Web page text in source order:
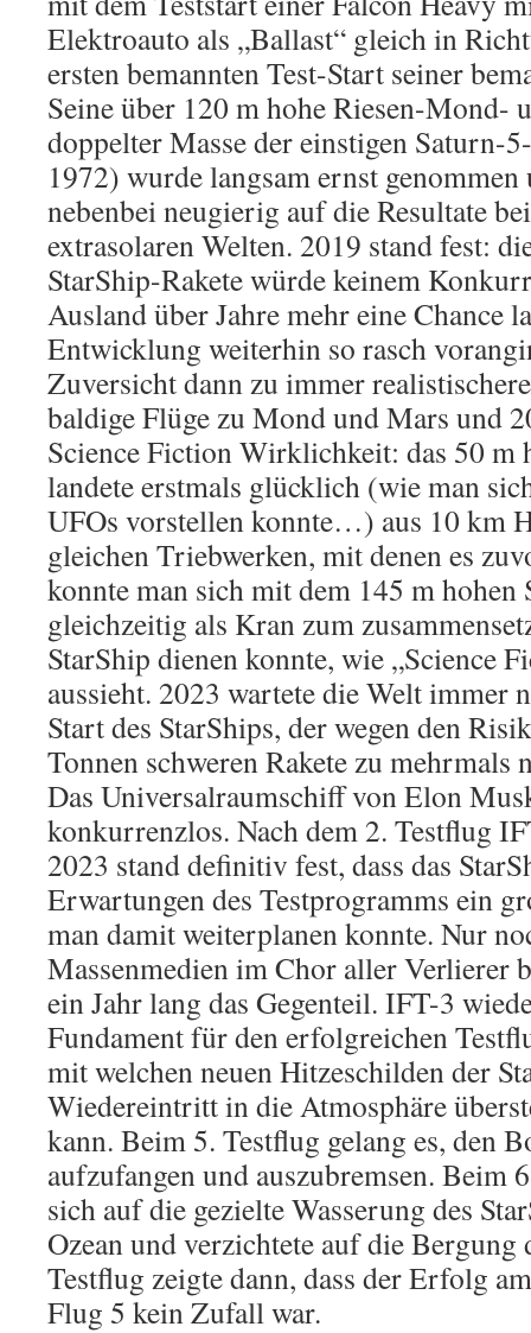
Elektroauto als „Ballast“ gleich in
ersten bemannten Test-Start seiner
Seine über 120 m hohe Riesen-Mond-
doppelter Masse der einstigen Saturn-
1972) wurde langsam ernst
nebenbei neugierig auf die Resultate
extrasolaren Welten. 2019 stand fest:
StarShip-Rakete würde keinem
Ausland über Jahre mehr eine Chance
Entwicklung weiterhin so rasch
Zuversicht dann zu immer
baldige Flüge zu Mond und Mars und
Science Fiction Wirklichkeit: das 50 m
landete erstmals glücklich (wie man
UFOs vorstellen konnte…) aus 10 km
gleichen Triebwerken, mit denen es
konnte man sich mit dem 145 m hohen
gleichzeitig als Kran zum
StarShip dienen konnte, wie „Science
aussieht. 2023 wartete die Welt immer
Start des StarShips, der wegen den
Tonnen schweren Rakete zu mehrmals
Das Universalraumschiff von Elon
konkurrenzlos. Nach dem 2. Testflug
2023 stand definitiv fest, dass das
Erwartungen des Testprogramms ein
man damit weiterplanen konnte. Nur
Massenmedien im Chor aller Verlierer
ein Jahr lang das Gegenteil. IFT-3
Fundament für den erfolgreichen
mit welchen neuen Hitzeschilden der
Wiedereintritt in die Atmosphäre
kann. Beim 5. Testflug gelang es, den
aufzufangen und auszubremsen. Beim
sich auf die gezielte Wasserung des
Ozean und verzichtete auf die Bergung
Testflug zeigte dann, dass der Erfolg
Flug 5 kein Zufall war.